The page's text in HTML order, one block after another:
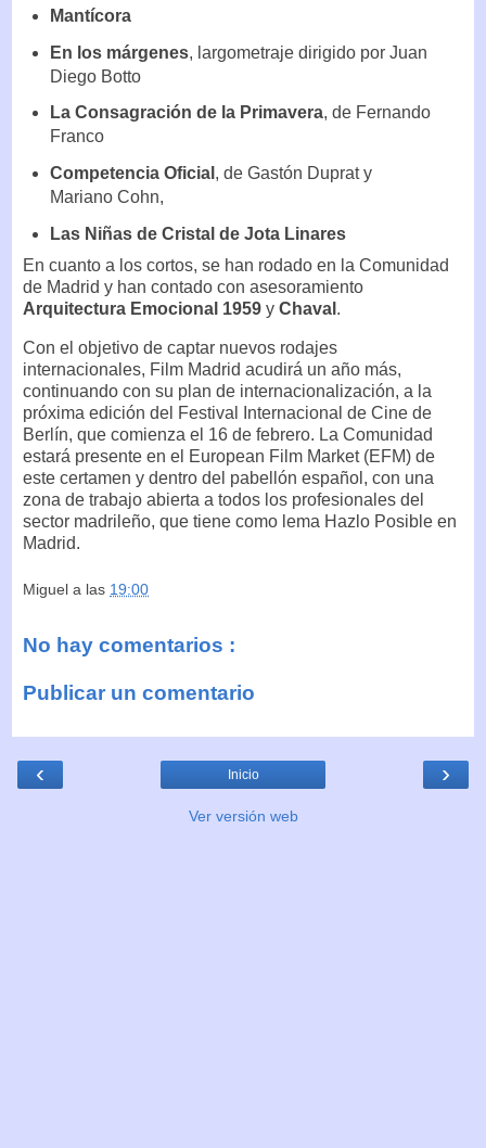
Mantícora
En los márgenes, largometraje dirigido por Juan
Diego Botto
La Consagración de la Primavera, de Fernando
Franco
Competencia Oficial , de Gastón Duprat y
Mariano Cohn,
Las Niñas de Cristal de Jota Linares
En cuanto a los cortos, se han rodado en la Comunidad
de Madrid y han contado con asesoramiento
Arquitectura Emocional 1959 y Chaval .
Con el objetivo de captar nuevos rodajes
internacionales, Film Madrid acudirá un año más,
continuando con su plan de internacionalización, a la
próxima edición del Festival Internacional de Cine de
Berlín, que comienza el 16 de febrero. La Comunidad
estará presente en el European Film Market (EFM) de
este certamen y dentro del pabellón español, con una
zona de trabajo abierta a todos los profesionales del
sector madrileño, que tiene como lema Hazlo Posible en
Madrid.
Miguel a las 19:00
No hay comentarios :
Publicar un comentario
‹ ›
Inicio
Ver versión web